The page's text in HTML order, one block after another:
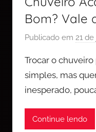
Bom? Vale
Publicado em 21
Trocar o
simples, mas
inesperado,
Continue lendo